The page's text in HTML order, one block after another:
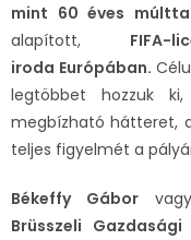
mint 60 éves
alapított,
iroda Európában.
legtöbbet hozzuk
megbízható hátteret,
teljes figyelmét a
Békeffy Gábor
Brüsszeli